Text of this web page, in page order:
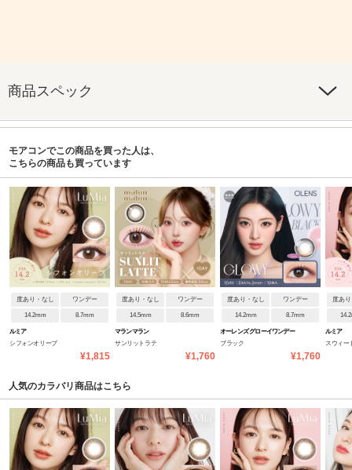
商品スペック
モアコンでこの商品を買った人は、
こちらの商品も買っています
度あり・なし ワンデー
14.2mm 8.7mm
ルミア
シフォンオリーブ
¥1,815
度あり・なし ワンデー
14.5mm 8.6mm
マランマラン
サンリットラテ
¥1,760
度あり・なし ワンデー
14.2mm 8.7mm
オーレンズ グローイワンデー
ブラック
¥1,760
度あ
ルミア
スウィー
人気のカラバリ商品はこちら